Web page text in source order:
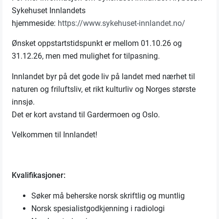
Sykehuset Innlandets
hjemmeside: https://www.sykehuset-innlandet.no/
Ønsket oppstartstidspunkt er mellom 01.10.26 og
31.12.26, men med mulighet for tilpasning.
Innlandet byr på det gode liv på landet med nærhet til
naturen og friluftsliv, et rikt kulturliv og Norges største
innsjø.
Det er kort avstand til Gardermoen og Oslo.
Velkommen til Innlandet!
Kvalifikasjoner:
Søker må beherske norsk skriftlig og muntlig
Norsk spesialistgodkjenning i radiologi